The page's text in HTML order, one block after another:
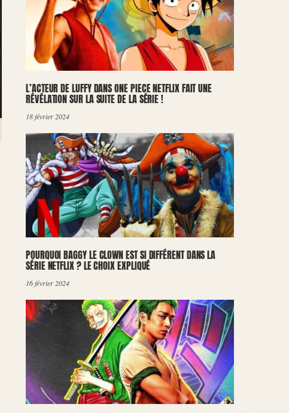
L’ACTEUR DE LUFFY DANS ONE PIECE NETFLIX FAIT UNE
RÉVÉLATION SUR LA SUITE DE LA SÉRIE !
18 février 2024
POURQUOI BAGGY LE CLOWN EST SI DIFFÉRENT DANS LA
SÉRIE NETFLIX ? LE CHOIX EXPLIQUÉ
16 février 2024